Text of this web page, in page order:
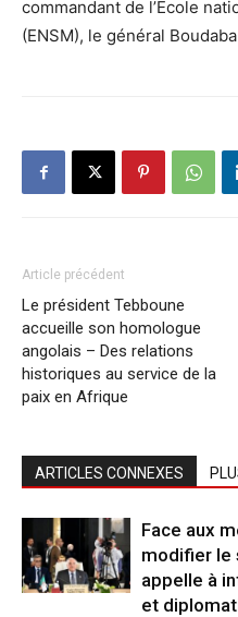
commandant de l’Ecole
(ENSM), le général
Article précédent
Le président Tebboune
accueille son homologue
angolais – Des relations
historiques au service de la
paix en Afrique
ARTICLES CONNEXES
Face aux
modifier le
appelle à
et